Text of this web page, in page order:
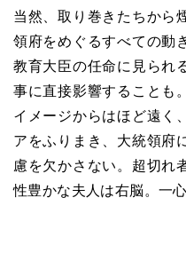
当然、取り巻きたちから
領府をめぐるすべての動
教育大臣の任命に見られ
事に直接影響することも
イメージからはほど遠く
アをふりまき、大統領府
慮を欠かさない。超切れ
性豊かな夫人は右脳。一